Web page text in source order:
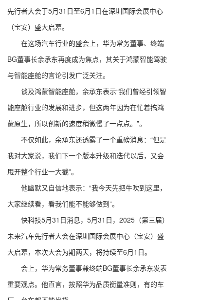
先行者大会于5月31日至6月1日在深圳国际会展中心
（宝安）盛大启幕。
在这场汽车行业的盛会上，华为常务董事、终端
BG董事长余承东再度成为焦点，其关于鸿蒙智能驾驶
与智能座舱的言论引发广泛关注。
谈及鸿蒙智能座舱，余承东表示“我们曾经引领智
能座舱行业的发展和进步，但这两年因为在忙着搞鸿
蒙原生，所以创新的速度稍微慢了一点点。”。
不仅如此，余承东还透露了一个重磅消息：“但是
我对大家说，我们下一个版本升级和迭代以后，又会
甩开整个行业一大截”。
他幽默又自信地表示：“我今天先把牛吹到这里，
大家继续看，看我们能不能够做到”。
快科技5月31日消息，5月31日，2025（第三届）
未来汽车先行者大会在深圳国际会展中心（宝安）盛
大启幕，本次大会为期两天，将持续至6月1日。
会上，华为常务董事兼终端BG董事长余承东发表
重要观点。他直言，按照华为品质衡量准则，有的车